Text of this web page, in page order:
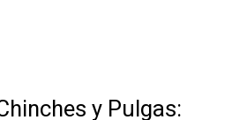
y Pulgas: